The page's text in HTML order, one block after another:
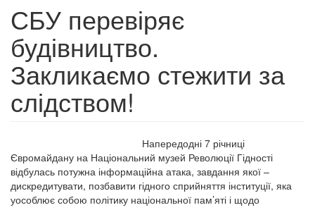
СБУ перевіряє
будівництво.
Закликаємо стежити за
слідством!
Напередодні 7 річниці
Євромайдану на Національний музей Революції Гідності
відбулась потужна інформаційна атака, завдання якої –
дискредитувати, позбавити гідного сприйняття інституції, яка
уособлює собою політику національної пам’яті і щодо